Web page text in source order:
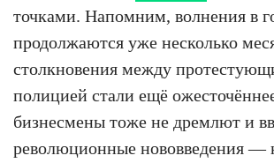
точками. Напомним, волнения в
продолжаются уже несколько
столкновения между
полицией стали ещё
бизнесмены тоже не дремлют и
революционные нововведения —